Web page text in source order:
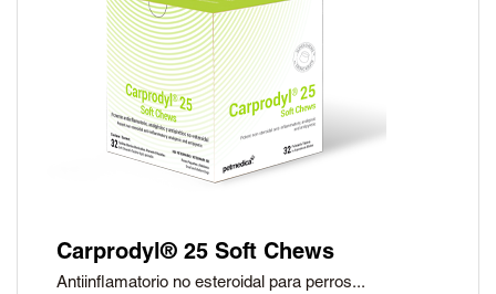
Carprodyl® 25 Soft Chews
Antiinflamatorio no esteroidal para perros...